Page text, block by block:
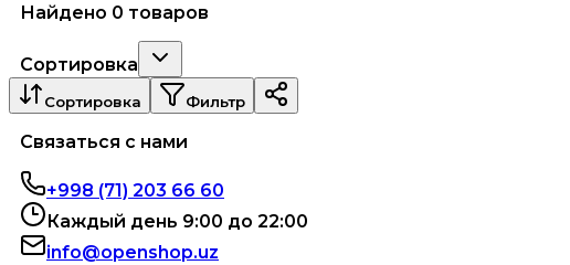
Найдено 0 товаров
Сортировка
Сортировка Фильтр
Связаться с нами
+998 (71) 203 66 60
Каждый день 9:00 до 22:00
info@openshop.uz